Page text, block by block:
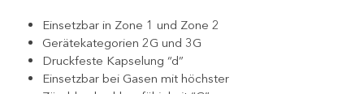
Einsetzbar in Zone 1 und Zone 2
Gerätekategorien 2G und 3G
Druckfeste Kapselung “d”
Einsetzbar bei Gasen mit höchster